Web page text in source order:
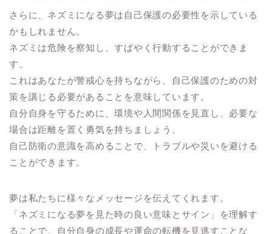
さらに、ネズミになる夢は自己保護の必要性を示している
かもしれません。
ネズミは危険を察知し、すばやく行動することができま
す。
これはあなたが警戒心を持ちながら、自己保護のための対
策を講じる必要があることを意味しています。
自分自身を守るために、環境や人間関係を見直し、必要な
場合は距離を置く勇気を持ちましょう。
自己防衛の意識を高めることで、トラブルや災いを避ける
ことができます。
夢は私たちに様々なメッセージを伝えてくれます。
「ネズミになる夢を見た時の良い意味とサイン」を理解す
ることで、自分自身の成長や運命の転機を見逃すことな